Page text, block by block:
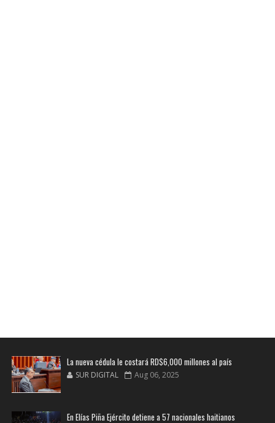
La nueva cédula le costará RD$6,000 millones al país
SUR DIGITAL Aug 06, 2025
En Elías Piña Ejército detiene a 57 nacionales haitianos